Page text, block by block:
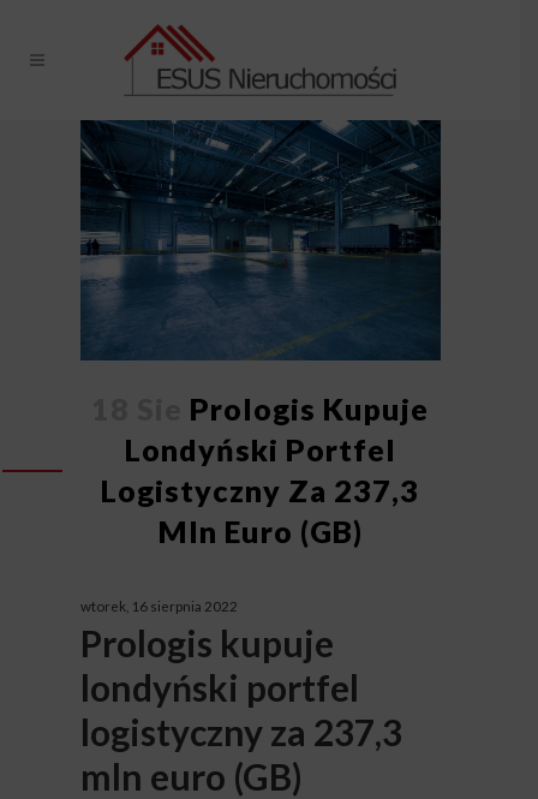
Prologis Kupuje
Londyński Portfel
Logistyczny Za 237,3
Mln Euro (GB)
wtorek, 16 sierpnia 2022
Prologis kupuje
londyński portfel
logistyczny za 237,3
mln euro (GB)